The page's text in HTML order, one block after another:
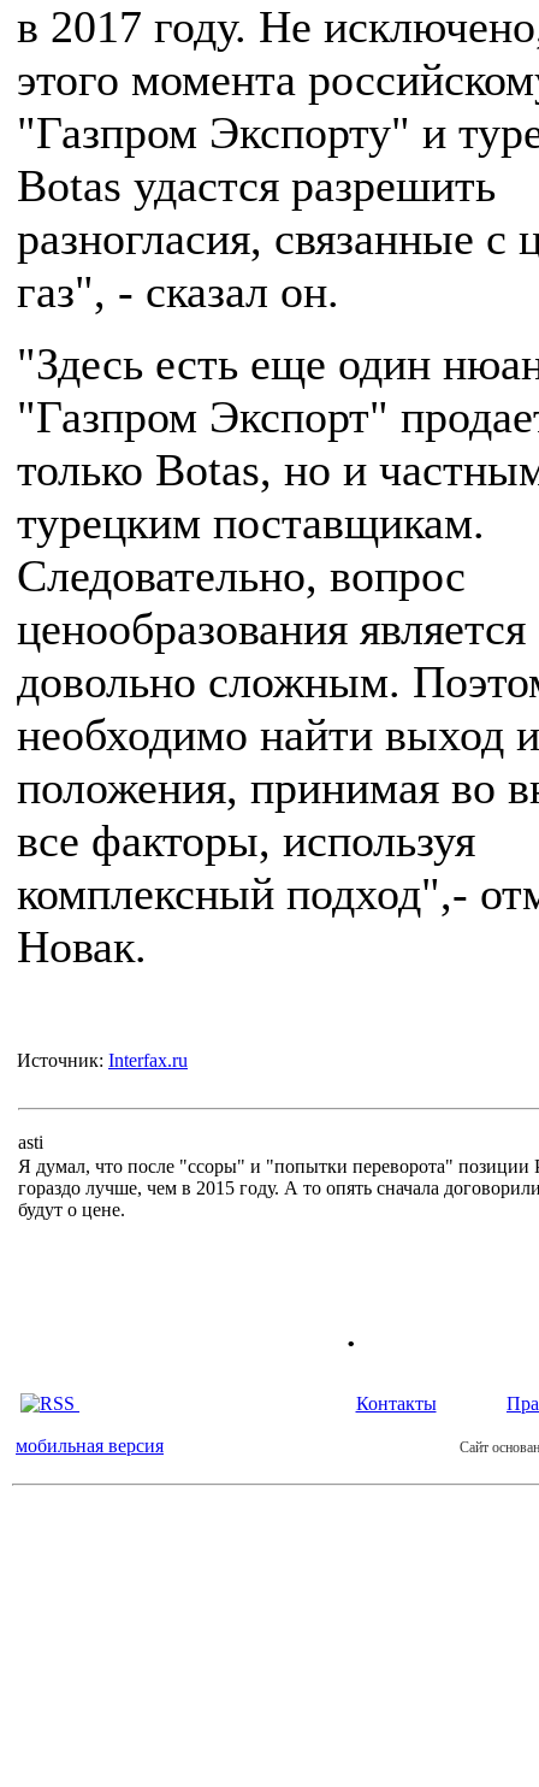
в 2017 году. Не
этого момента
"Газпром Экспорту" и
Botas удастся разрешить
разногласия, связанные с
газ", - сказал он.
"Здесь есть еще один
"Газпром Экспорт"
только Botas, но и
турецким поставщикам.
Следовательно, вопрос
ценообразования является
довольно сложным.
необходимо найти выход
положения, принимая во
все факторы, используя
комплексный подход",-
Новак.
Источник: Interfax.ru
asti
Я думал, что после "ссоры" и "попытки переворота" позиции
гораздо лучше, чем в 2015 году. А то опять сначала
будут о цене.
.
Контакты
мобильная версия Сайт